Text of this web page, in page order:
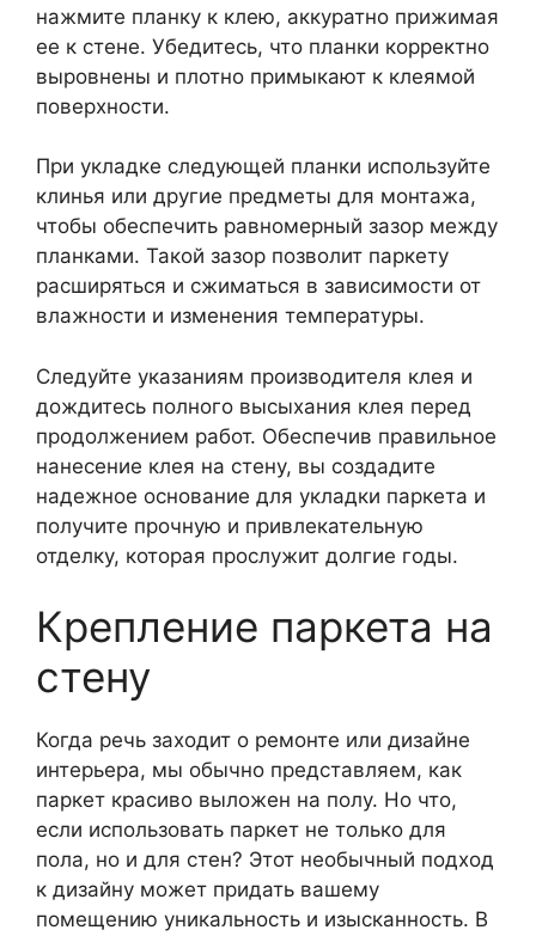
нажмите планку к клею, аккуратно прижимая
ее к стене. Убедитесь, что планки корректно
выровнены и плотно примыкают к клеямой
поверхности.
При укладке следующей планки используйте
клинья или другие предметы для монтажа,
чтобы обеспечить равномерный зазор между
планками. Такой зазор позволит паркету
расширяться и сжиматься в зависимости от
влажности и изменения температуры.
Следуйте указаниям производителя клея и
дождитесь полного высыхания клея перед
продолжением работ. Обеспечив правильное
нанесение клея на стену, вы создадите
надежное основание для укладки паркета и
получите прочную и привлекательную
отделку, которая прослужит долгие годы.
Крепление паркета на
стену
Когда речь заходит о ремонте или дизайне
интерьера, мы обычно представляем, как
паркет красиво выложен на полу. Но что,
если использовать паркет не только для
пола, но и для стен? Этот необычный подход
к дизайну может придать вашему
помещению уникальность и изысканность. В